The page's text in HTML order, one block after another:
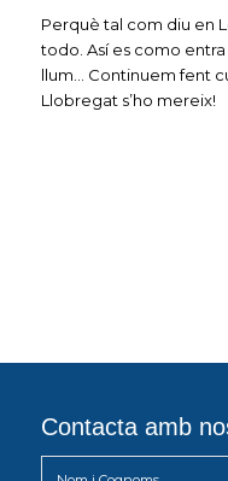
Perquè tal com diu en
todo. Así es como
llum… Continuem fent
Llobregat s’ho mereix!
Contacta amb